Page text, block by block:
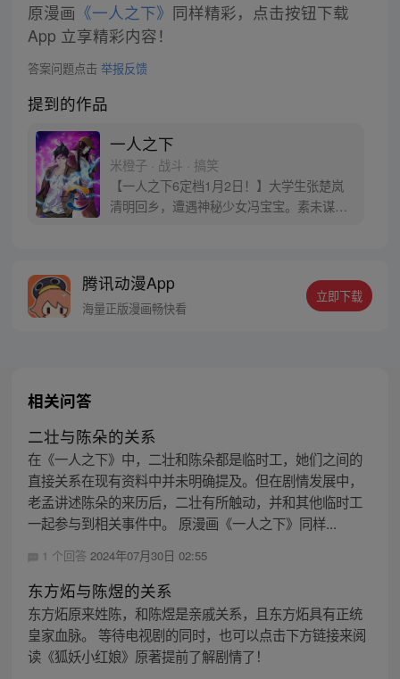
原漫画 《一人之下》 同样精彩，点击按钮下载
App 立享精彩内容！
答案问题点击 举报反馈
提到的作品
一人之下
米橙子 · 战斗 · 搞笑
【一人之下6定档1月2日！】大学生张楚岚
清明回乡，遭遇神秘少女冯宝宝。素未谋面
密，张楚岚的生活被彻底颠覆，与冯宝宝一
同踏上“异人”之旅。
腾讯动漫App
海量正版漫画畅快看
立即下载
相关问答
二壮与陈朵的关系
在《一人之下》中，二壮和陈朵都是临时工，她们之间的
直接关系在现有资料中并未明确提及。但在剧情发展中，
老孟讲述陈朵的来历后，二壮有所触动，并和其他临时工
一起参与到相关事件中。 原漫画《一人之下》同样...
1 个回答 2024年07月30日 02:55
东方炻与陈煜的关系
东方炻原来姓陈，和陈煜是亲戚关系，且东方炻具有正统
皇家血脉。 等待电视剧的同时，也可以点击下方链接来阅
读《狐妖小红娘》原著提前了解剧情了！